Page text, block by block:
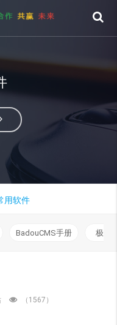
用软件
BadouCMS手册 极致
（1567）